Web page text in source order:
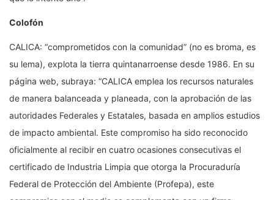
Colofón
CALICA: “comprometidos con la comunidad” (no es broma, es
su lema), explota la tierra quintanarroense desde 1986. En su
página web, subraya: “CALICA emplea los recursos naturales
de manera balanceada y planeada, con la aprobación de las
autoridades Federales y Estatales, basada en amplios estudios
de impacto ambiental. Este compromiso ha sido reconocido
oficialmente al recibir en cuatro ocasiones consecutivas el
certificado de Industria Limpia que otorga la Procuraduría
Federal de Protección del Ambiente (Profepa), este